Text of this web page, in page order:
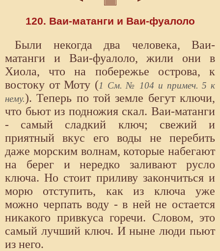
120. Ваи-матанги и Ваи-фуалоло
Были некогда два человека, Ваи-
матанги и Ваи-фуалоло, жили они в
Хиола, что на побережье острова, к
востоку от Моту (1 См. № 104 и примеч. 5 к
нему.). Теперь по той земле бегут ключи,
что бьют из подножия скал. Ваи-матанги
- самый сладкий ключ; свежий и
приятный вкус его воды не перебить
даже морским волнам, которые набегают
на берег и нередко заливают русло
ключа. Но стоит приливу закончиться и
морю отступить, как из ключа уже
можно черпать воду - в ней не остается
никакого привкуса горечи. Словом, это
самый лучший ключ. И ныне люди пьют
из него.